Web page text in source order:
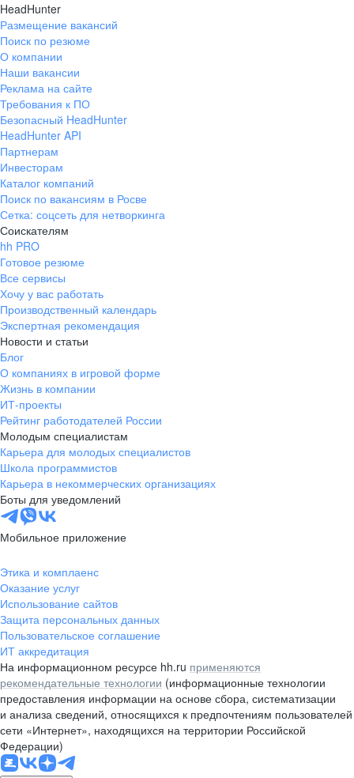
HeadHunter
Размещение вакансий
Поиск по резюме
О компании
Наши вакансии
Реклама на сайте
Требования к ПО
Безопасный HeadHunter
HeadHunter API
Партнерам
Инвесторам
Каталог компаний
Поиск по вакансиям в Росве
Сетка: соцсеть для нетворкинга
Соискателям
hh PRO
Готовое резюме
Все сервисы
Хочу у вас работать
Производственный календарь
Экспертная рекомендация
Новости и статьи
Блог
О компаниях в игровой форме
Жизнь в компании
ИТ-проекты
Рейтинг работодателей России
Молодым специалистам
Карьера для молодых специалистов
Школа программистов
Карьера в некоммерческих организациях
Боты для уведомлений
Мобильное приложение
Этика и комплаенс
Оказание услуг
Использование сайтов
Защита персональных данных
Пользовательское соглашение
ИТ аккредитация
На информационном ресурсе hh.ru применяются
рекомендательные технологии (информационные технологии
предоставления информации на основе сбора, систематизации
и анализа сведений, относящихся к предпочтениям пользователей
сети «Интернет», находящихся на территории Российской
Федерации)